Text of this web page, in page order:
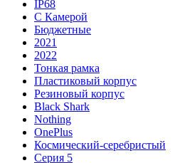
IP68
С Камерой
Бюджетные
2021
2022
Тонкая рамка
Пластиковый корпус
Резиновый корпус
Black Shark
Nothing
OnePlus
Космический-серебристый
Серия 5